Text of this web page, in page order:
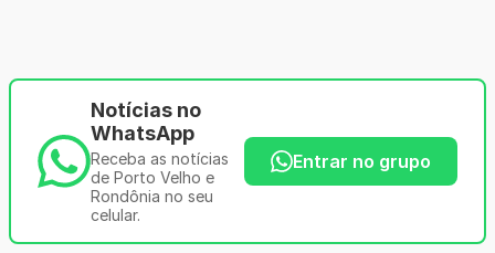
Notícias no
WhatsApp
Receba as notícias
de Porto Velho e
Rondônia no seu
celular.
Entrar no grupo